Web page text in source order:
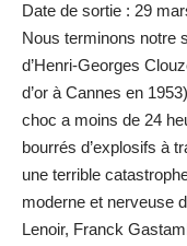
Date de sortie : 29
Nous terminons notre
d’Henri-Georges
d’or à Cannes en
choc a moins de 24
bourrés d’explosifs à
une terrible
moderne et nerveuse
Lenoir, Franck